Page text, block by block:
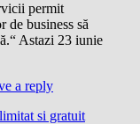
permit
business să
Astazi 23 iunie
a reply